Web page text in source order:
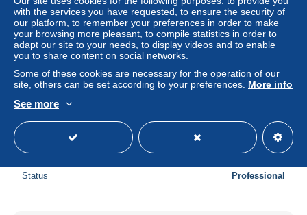
TUNISIE N° 52 millésime 6 NEUF sans gomme
± US$4.62
Status Professional
with the services you have requested, to ensure the security of
our platform, to remember your preferences in order to make
your browsing more pleasant, to compile statistics in order to
adapt our site to your needs, to display videos and to enable
you to share content on social networks.
Some of these cookies are necessary for the operation of our
site, others can be set according to your preferences. More info
See more